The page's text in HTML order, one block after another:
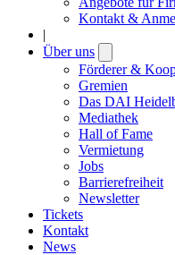
Kontakt &
|
Über uns
submenu
Förderer &
Gremien
Das DAI
Mediathek
Hall of Fame
Vermietung
Jobs
Barrierefreiheit
Newsletter
Tickets
Kontakt
News